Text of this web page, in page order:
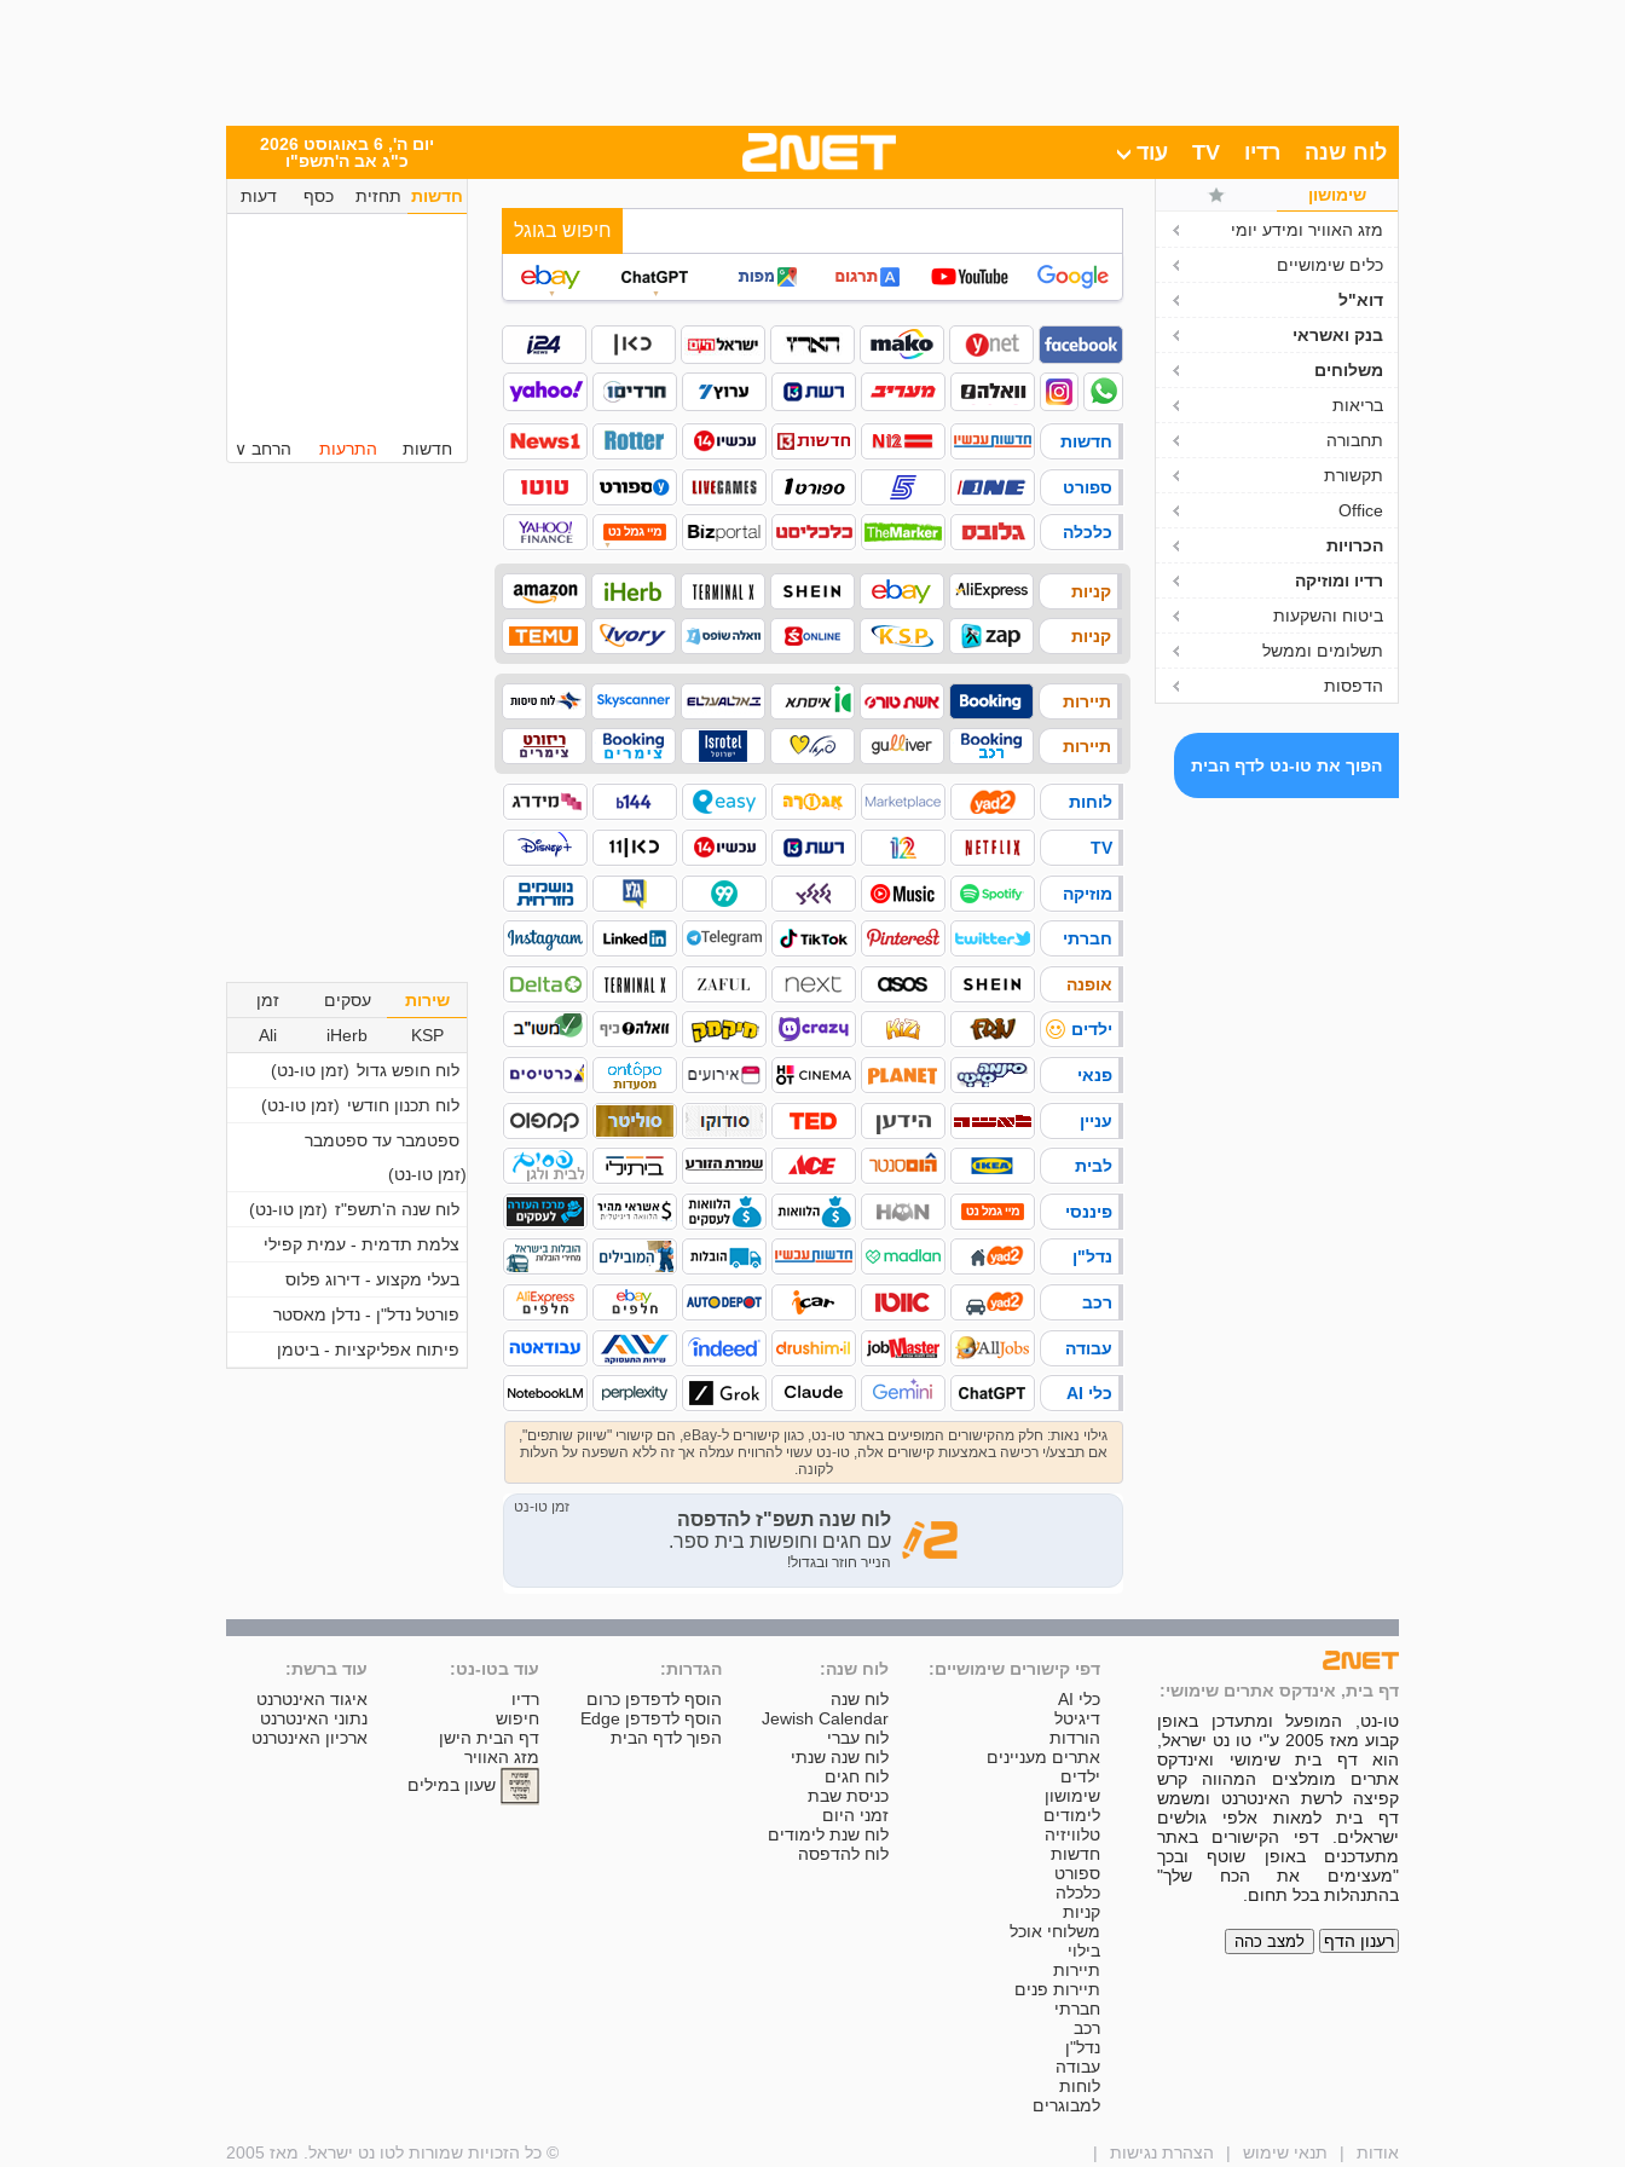
לוח שנה רדיו TV עוד
יום ה', 6 באוגוסט 2026
כ"ג אב ה'תשפ"ו
לחצו
ENTER
כדי
לחיפוש
המרכזיים
שימושון
מזג האוויר ומידע יומי
כלים שימושיים
דוא"ל
בנק ואשראי
משלוחים
בריאות
תחבורה
תקשורת
Office
הכרויות
רדיו ומוזיקה
ביטוח והשקעות
תשלומים וממשל
הדפסות
הפוך את טו-נט לדף הבית
חיפוש בגוגל
▼
▼
חדשות
ספורט
כלכלה
▼
קניות
קניות
תיירות
תיירות
לוחות
TV
מוזיקה
חברתי
אופנה
ילדים
פנאי
עניין
לבית
פיננסי
נדל"ן
רכב
עבודה
כלי AI
גילוי נאות: חלק מהקישורים המופיעים באתר טו-נט, כגון קישורים ל-eBay, הם קישורי "שיווק שותפים",
אם תבצע/י רכישה באמצעות קישורים אלה, טו-נט עשוי להרוויח עמלה אך זה ללא השפעה על העלות
לקונה.
חדשות תחזית כסף דעות
חדשות התרעות הרחב ∨
שירות עסקים
זמן
KSP
iHerb
Ali
לוח חופש גדול (זמן טו-נט)
לוח תכנון חודשי (זמן טו-נט)
ספטמבר עד ספטמבר
(זמן טו-נט)
לוח שנה ה'תשפ"ז (זמן טו-נט)
צלמת תדמית - עמית קפילי
בעלי מקצוע - דירוג פלוס
פורטל נדל"ן - נדלן מאסטר
פיתוח אפליקציות - ביטמן
דף בית, אינדקס אתרים שימושי:
טו-נט, המופעל ומתעדכן באופן
קבוע מאז 2005 ע"י טו נט ישראל,
הוא דף בית שימושי ואינדקס
אתרים מומלצים המהווה קרש
קפיצה לרשת האינטרנט ומשמש
דף בית למאות אלפי גולשים
ישראלים. דפי הקישורים באתר
מתעדכנים באופן שוטף ובכך
"מעצימים את הכח שלך"
בהתנהלות בכל תחום.
למצב כהה
דפי קישורים שימושיים:
כלי AI
דיגיטל
הורדות
אתרים מעניינים
ילדים
שימושון
לימודים
טלוויזיה
חדשות
ספורט
כלכלה
קניות
משלוחי אוכל
בילוי
תיירות
תיירות פנים
חברתי
רכב
נדל"ן
עבודה
לוחות
למבוגרים
לוח שנה:
לוח שנה
Jewish Calendar
לוח עברי
לוח שנה שנתי
לוח חגים
כניסת שבת
זמני היום
לוח שנת לימודים
לוח להדפסה
הגדרות:
הוסף לדפדפן כרום
הוסף לדפדפן Edge
הפוך לדף הבית
עוד בטו-נט:
רדיו
חיפוש
דף הבית הישן
מזג האוויר
שעון במילים
עוד ברשת:
איגוד האינטרנט
נתוני האינטרנט
ארכיון האינטרנט
אודות | תנאי שימוש | הצהרת נגישות | © כל הזכויות שמורות לטו נט ישראל. מאז 2005